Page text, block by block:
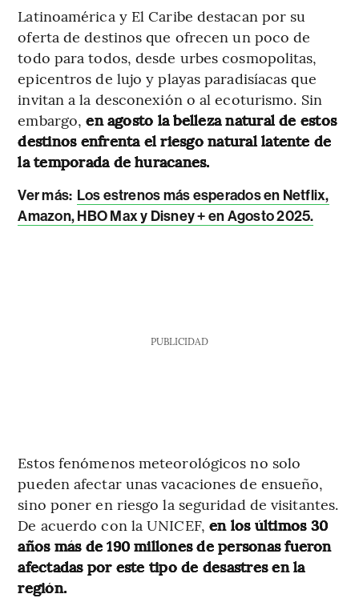
Latinoamérica y El Caribe destacan por su
oferta de destinos que ofrecen un poco de
todo para todos, desde urbes cosmopolitas,
epicentros de lujo y playas paradisíacas que
invitan a la desconexión o al ecoturismo. Sin
embargo,en agosto la belleza natural de estos
destinos enfrenta el riesgo natural latente de
la temporada de huracanes.
Ver más: Los estrenos más esperados en Netflix,
Amazon, HBO Max y Disney + en Agosto 2025.
PUBLICIDAD
Estos fenómenos meteorológicos no solo
pueden afectar unas vacaciones de ensueño,
sino poner en riesgo la seguridad de visitantes.
De acuerdo con la UNICEF, en los últimos 30
años más de 190 millones de personas fueron
afectadas por este tipo de desastres en la
región.